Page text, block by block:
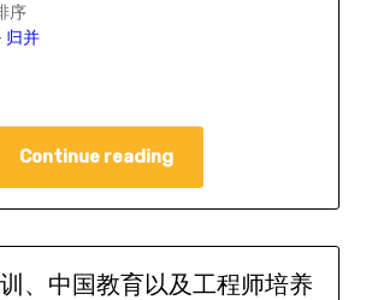
序
归并
Continue reading
、中国教育以及工程师培养